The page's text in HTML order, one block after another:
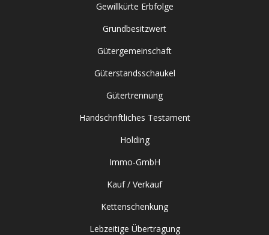
Gewillkürte Erbfolge
Grundbesitzwert
Gütergemeinschaft
Güterstandsschaukel
Gütertrennung
Handschriftliches Testament
Holding
Immo-GmbH
Kauf / Verkauf
Kettenschenkung
Lebzeitige Übertragung